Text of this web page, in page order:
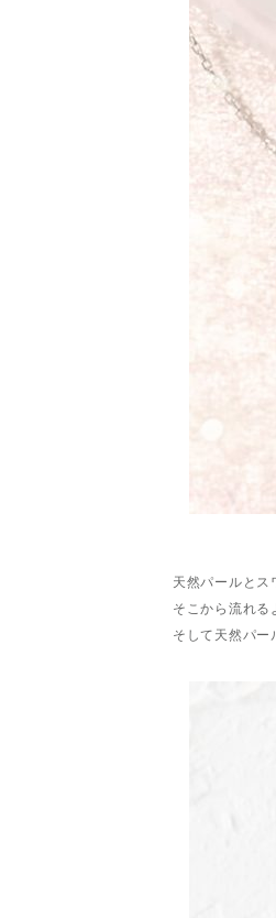
天然パールとス
そこから流れる
そして天然パー